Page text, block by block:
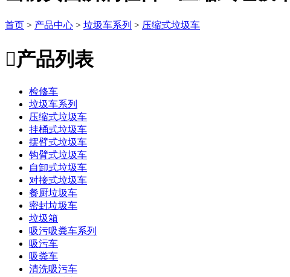
首页 > 产品中心 > 垃圾车系列 > 压缩式垃圾车
产品列表
检修车
垃圾车系列
压缩式垃圾车
挂桶式垃圾车
摆臂式垃圾车
钩臂式垃圾车
自卸式垃圾车
对接式垃圾车
餐厨垃圾车
密封垃圾车
垃圾箱
吸污吸粪车系列
吸污车
吸粪车
清洗吸污车